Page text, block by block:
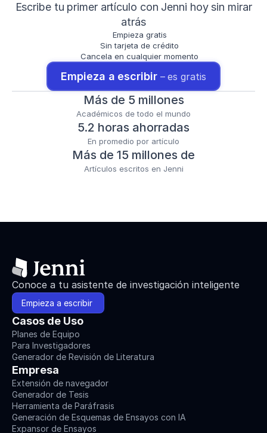
Escribe tu primer artículo con Jenni hoy sin mirar
atrás
Empieza gratis
Sin tarjeta de crédito
Cancela en cualquier momento
Empieza a escribir – es gratis
Más de 5 millones
Académicos de todo el mundo
5.2 horas ahorradas
En promedio por artículo
Más de 15 millones de
Artículos escritos en Jenni
Conoce a tu asistente de investigación inteligente
Empieza a escribir
Casos de Uso
Planes de Equipo
Para Investigadores
Generador de Revisión de Literatura
Empresa
Extensión de navegador
Generador de Tesis
Herramienta de Paráfrasis
Generación de Esquemas de Ensayos con IA
Expansor de Ensayos